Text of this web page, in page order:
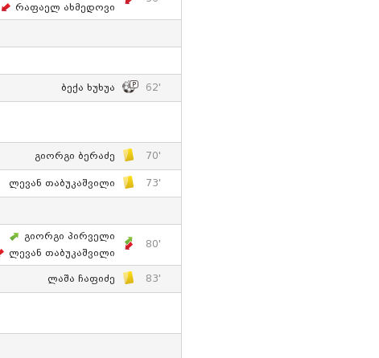
Რაფაელ Ახმედოვი
Ბექა Ხუხუა 62'
Გიორგი Ბერაძე 70'
Ლევან Თაბუკაშვილი 73'
Გიორგი Პირველი
Ლევან Თაბუკაშვილი
80'
Ლაშა Ჩაფიძე 83'